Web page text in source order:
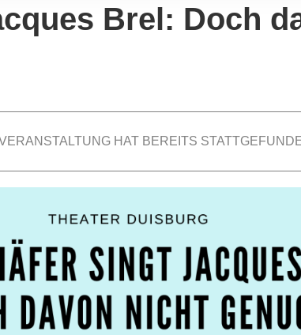
Brel: Doch
HAT BEREITS